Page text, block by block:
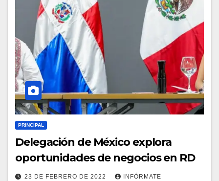
PRINCIPAL
Delegación de México explora
oportunidades de negocios en RD
23 DE FEBRERO DE 2022 INFÓRMATE